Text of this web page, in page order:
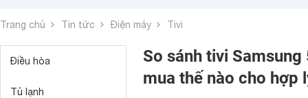
Trang chủ Tin tức Điện máy Tivi
Điều hòa
Tủ lạnh
So sánh tivi
mua thế nào cho hợp